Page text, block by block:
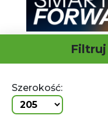
Szerokość: